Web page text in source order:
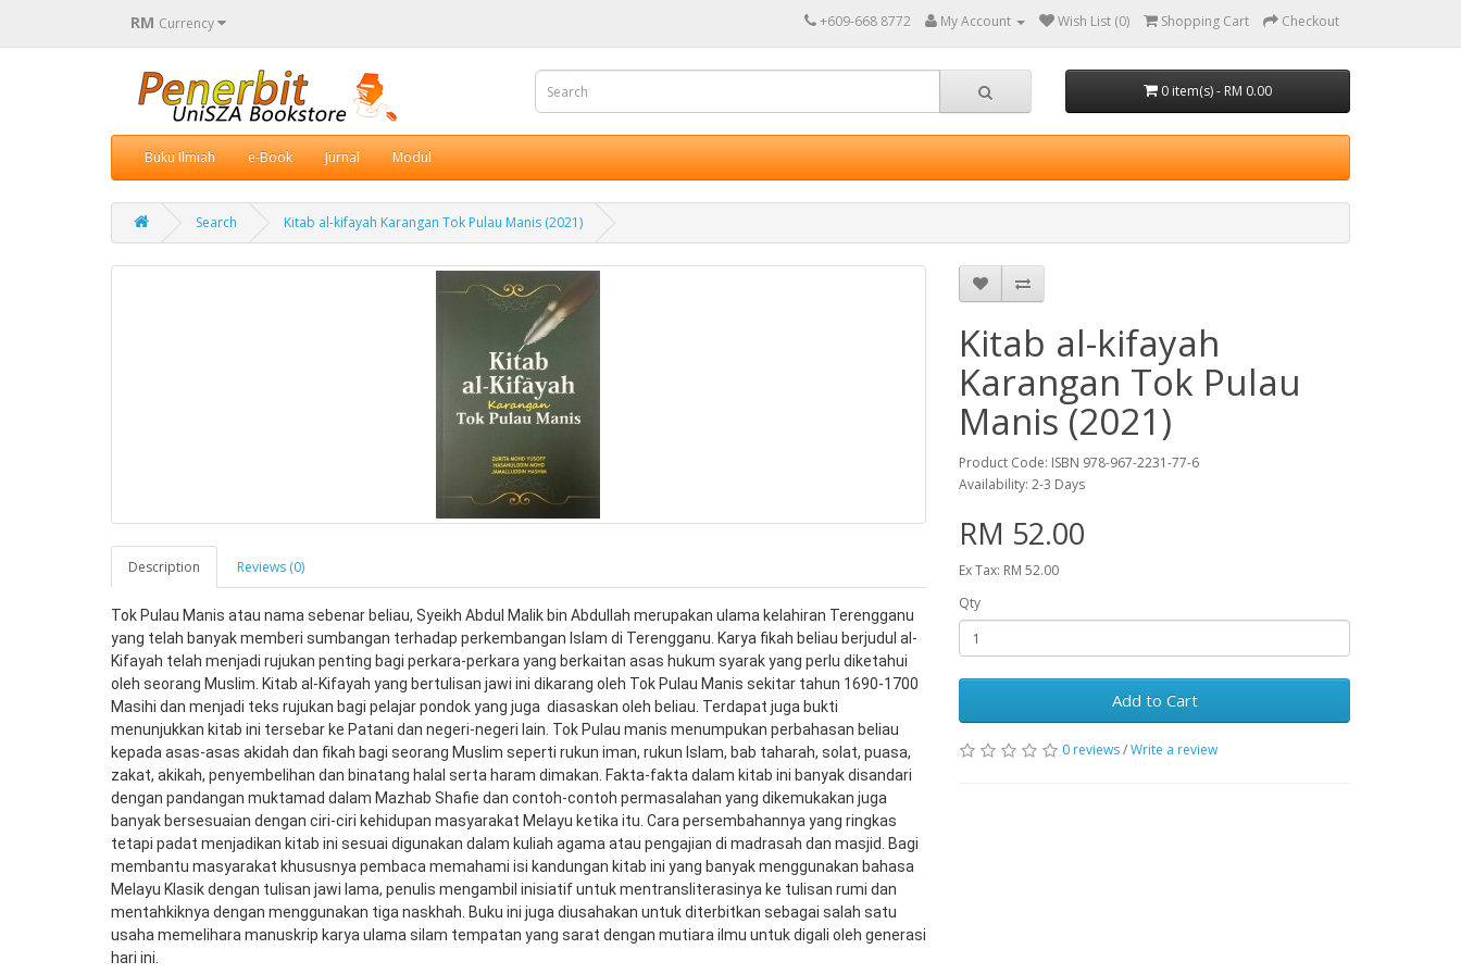
RM Currency +609-668 8772 My Account Wish List (0) Shopping Cart Checkout
0 item(s) - RM 0.00
Buku Ilmiah e-Book Jurnal Modul
Search Kitab al-kifayah Karangan Tok Pulau Manis (2021)
Description Reviews (0)
Tok Pulau Manis atau nama sebenar beliau, Syeikh Abdul Malik bin Abdullah merupakan ulama kelahiran Terengganu
yang telah banyak memberi sumbangan terhadap perkembangan Islam di Terengganu. Karya fikah beliau berjudul al-
Kifayah telah menjadi rujukan penting bagi perkara-perkara yang berkaitan asas hukum syarak yang perlu diketahui
oleh seorang Muslim. Kitab al-Kifayah yang bertulisan jawi ini dikarang oleh Tok Pulau Manis sekitar tahun 1690-1700
Masihi dan menjadi teks rujukan bagi pelajar pondok yang juga  diasaskan oleh beliau. Terdapat juga bukti
menunjukkan kitab ini tersebar ke Patani dan negeri-negeri lain. Tok Pulau manis menumpukan perbahasan beliau
kepada asas-asas akidah dan fikah bagi seorang Muslim seperti rukun iman, rukun Islam, bab taharah, solat, puasa,
zakat, akikah, penyembelihan dan binatang halal serta haram dimakan. Fakta-fakta dalam kitab ini banyak disandari
dengan pandangan muktamad dalam Mazhab Shafie dan contoh-contoh permasalahan yang dikemukakan juga
banyak bersesuaian dengan ciri-ciri kehidupan masyarakat Melayu ketika itu. Cara persembahannya yang ringkas
tetapi padat menjadikan kitab ini sesuai digunakan dalam kuliah agama atau pengajian di madrasah dan masjid. Bagi
membantu masyarakat khususnya pembaca memahami isi kandungan kitab ini yang banyak menggunakan bahasa
Melayu Klasik dengan tulisan jawi lama, penulis mengambil inisiatif untuk mentransliterasinya ke tulisan rumi dan
mentahkiknya dengan menggunakan tiga naskhah. Buku ini juga diusahakan untuk diterbitkan sebagai salah satu
usaha memelihara manuskrip karya ulama silam tempatan yang sarat dengan mutiara ilmu untuk digali oleh generasi
hari ini.
Kitab al-kifayah
Karangan Tok Pulau
Manis (2021)
Product Code: ISBN 978-967-2231-77-6
Availability: 2-3 Days
RM 52.00
Ex Tax: RM 52.00
Qty
Add to Cart
0 reviews/Write a review